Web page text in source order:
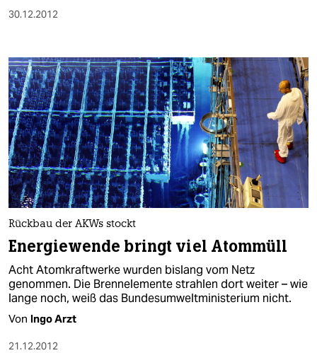
30.12.2012
Rückbau der AKWs stockt
Energiewende bringt viel Atommüll
Acht Atomkraftwerke wurden bislang vom Netz
genommen. Die Brennelemente strahlen dort weiter – wie
lange noch, weiß das Bundesumweltministerium nicht.
Von Ingo Arzt
21.12.2012